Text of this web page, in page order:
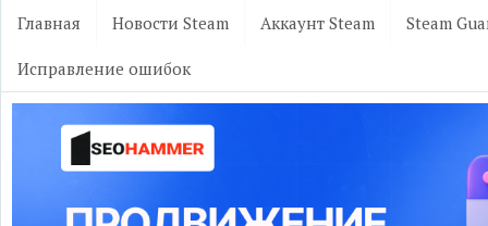
Главная Новости Steam Аккаунт Steam Steam
Исправление ошибок